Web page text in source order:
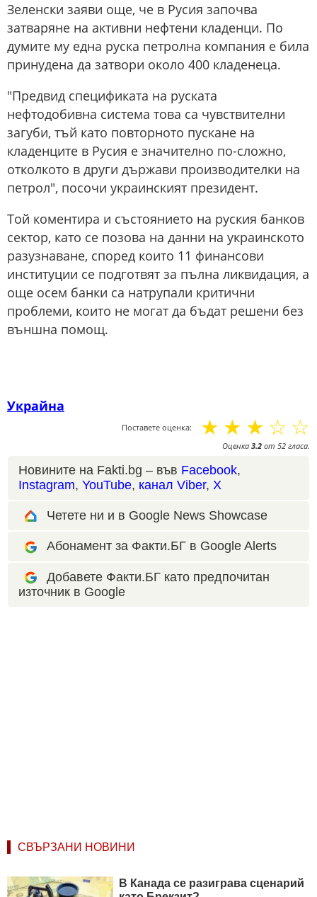
Зеленски заяви още, че в Русия започва
затваряне на активни нефтени кладенци. По
думите му една руска петролна компания е била
принудена да затвори около 400 кладенеца.
"Предвид спецификата на руската
нефтодобивна система това са чувствителни
загуби, тъй като повторното пускане на
кладенците в Русия е значително по-сложно,
отколкото в други държави производителки на
петрол", посочи украинският президент.
Той коментира и състоянието на руския банков
сектор, като се позова на данни на украинското
разузнаване, според които 11 финансови
институции се подготвят за пълна ликвидация, а
още осем банки са натрупали критични
проблеми, които не могат да бъдат решени без
външна помощ.
Украйна
Поставете оценка: ☆
☆
☆
☆
☆
Оценка 3.2 от 52 гласа.
Новините на Fakti.bg – във Facebook,
Instagram, YouTube, канал Viber, X
Четете ни и в Google News Showcase
Абонамент за Факти.БГ в Google Alerts
Добавете Факти.БГ като предпочитан
източник в Google
СВЪРЗАНИ НОВИНИ
В Канада се разиграва сценарий